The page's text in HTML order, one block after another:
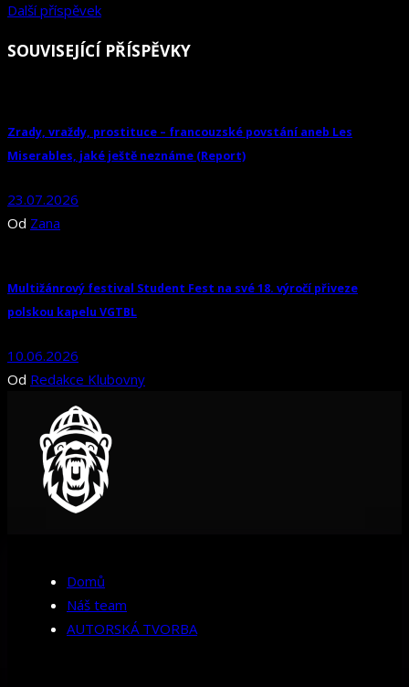
Další příspěvek
SOUVISEJÍCÍ PŘÍSPĚVKY
Zrady, vraždy, prostituce – francouzské povstání aneb Les
Miserables, jaké ještě neznáme (Report)
23.07.2026
Od Zana
Multižánrový festival Student Fest na své 18. výročí přiveze
polskou kapelu VGTBL
10.06.2026
Od Redakce Klubovny
Domů
Náš team
AUTORSKÁ TVORBA